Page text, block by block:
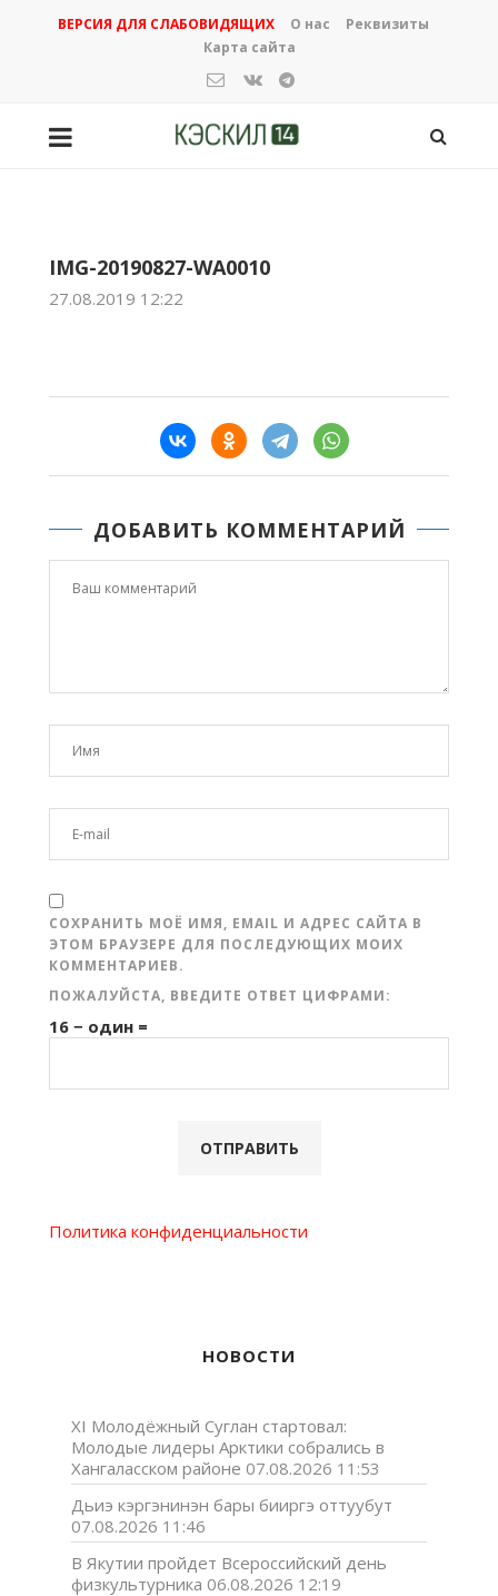
ВЕРСИЯ ДЛЯ СЛАБОВИДЯЩИХ О нас
Реквизиты
Карта сайта
IMG-20190827-WA0010
27.08.2019 12:22
ДОБАВИТЬ КОММЕНТАРИЙ
СОХРАНИТЬ МОЁ ИМЯ, EMAIL И АДРЕС САЙТА В
ЭТОМ БРАУЗЕРЕ ДЛЯ ПОСЛЕДУЮЩИХ МОИХ
КОММЕНТАРИЕВ.
ПОЖАЛУЙСТА, ВВЕДИТЕ ОТВЕТ ЦИФРАМИ:
16 − один =
Политика конфиденциальности
НОВОСТИ
XI Молодёжный Суглан стартовал:
Молодые лидеры Арктики собрались в
Хангаласском районе 07.08.2026 11:53
Дьиэ кэргэнинэн бары бииргэ оттуубут
07.08.2026 11:46
В Якутии пройдет Всероссийский день
физкультурника 06.08.2026 12:19